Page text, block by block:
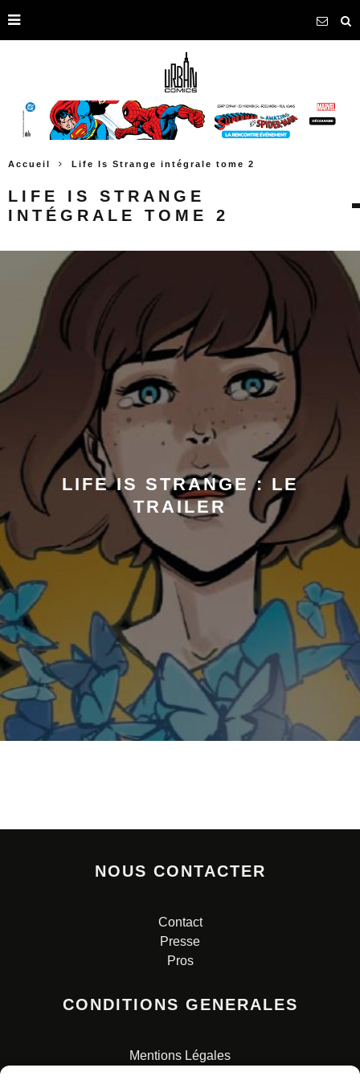
Accueil Life Is Strange intégrale tome 2
LIFE IS STRANGE
INTÉGRALE TOME 2
LIFE IS STRANGE : LE
TRAILER
NOUS CONTACTER
Contact
Presse
Pros
CONDITIONS GENERALES
Mentions Légales